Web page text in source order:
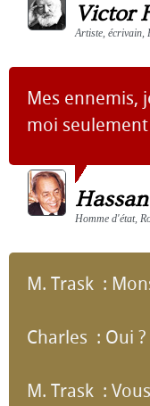
Victor
Artiste, écrivain,
Mes ennemis,
moi
Homme d'état,
M. Trask :
Charles : Oui ?
M. Trask :